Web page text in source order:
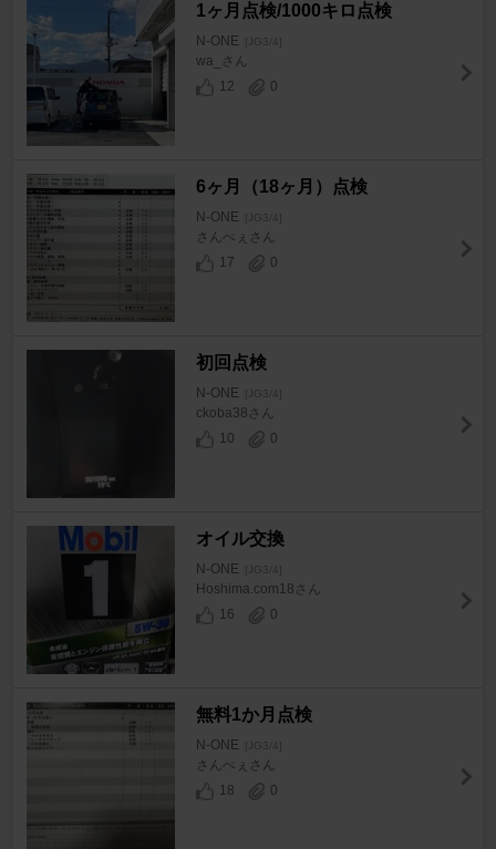
1ヶ月点検/1000キロ点検
N-ONE [JG3/4]
wa_さん
12
0
6ヶ月（18ヶ月）点検
N-ONE [JG3/4]
さんぺぇさん
17
0
初回点検
N-ONE [JG3/4]
ckoba38さん
10
0
オイル交換
N-ONE [JG3/4]
Hoshima.com18さん
16
0
無料1か月点検
N-ONE [JG3/4]
さんぺぇさん
18
0